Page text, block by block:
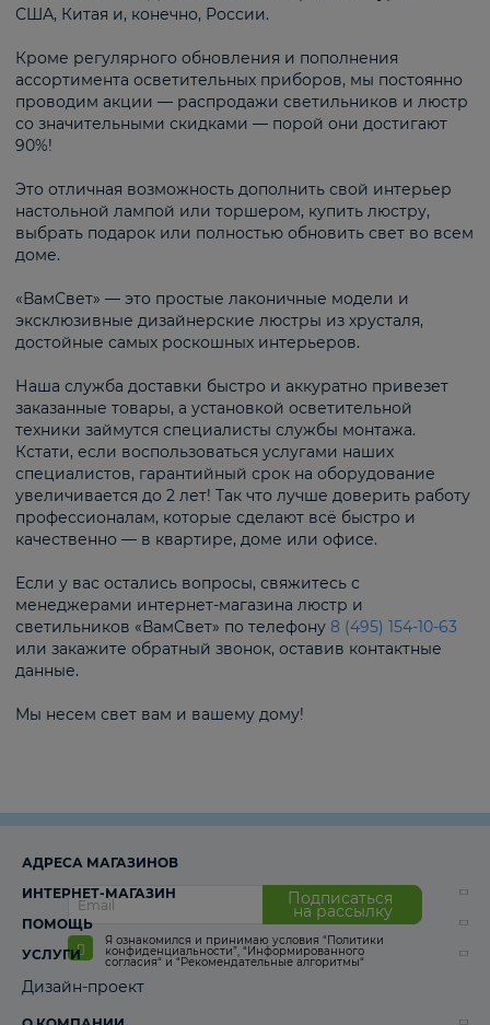
США, Китая и, конечно, России.
Кроме регулярного обновления и пополнения
ассортимента осветительных приборов, мы постоянно
проводим акции — распродажи светильников и люстр
со значительными скидками — порой они достигают
90%!
Это отличная возможность дополнить свой интерьер
настольной лампой или торшером, купить люстру,
выбрать подарок или полностью обновить свет во всем
доме.
«ВамСвет» — это простые лаконичные модели и
эксклюзивные дизайнерские люстры из хрусталя,
достойные самых роскошных интерьеров.
Наша служба доставки быстро и аккуратно привезет
заказанные товары, а установкой осветительной
техники займутся специалисты службы монтажа.
Кстати, если воспользоваться услугами наших
специалистов, гарантийный срок на оборудование
увеличивается до 2 лет! Так что лучше доверить работу
профессионалам, которые сделают всё быстро и
качественно — в квартире, доме или офисе.
Если у вас остались вопросы, свяжитесь с
менеджерами интернет-магазина люстр и
светильников «ВамСвет» по телефону 8 (495) 154-10-63
или закажите обратный звонок, оставив контактные
данные.
Мы несем свет вам и вашему дому!
Подписаться
на рассылку
Я ознакомился и принимаю условия “Политики
конфиденциальности”, “Информированного
согласия“ и “Рекомендательные алгоритмы“
АДРЕСА МАГАЗИНОВ
ИНТЕРНЕТ-МАГАЗИН
ПОМОЩЬ
УСЛУГИ
Дизайн-проект